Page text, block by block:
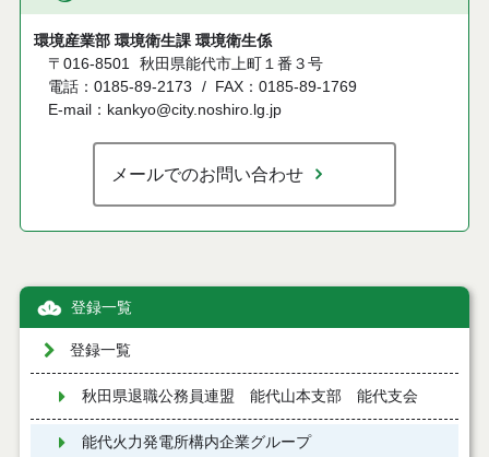
環境産業部 環境衛生課 環境衛生係
〒016-8501
秋田県能代市上町１番３号
電話：0185-89-2173
FAX：0185-89-1769
E-mail：kankyo@city.noshiro.lg.jp
メールでのお問い合わせ
登録一覧
登録一覧
秋田県退職公務員連盟 能代山本支部 能代支会
能代火力発電所構内企業グループ